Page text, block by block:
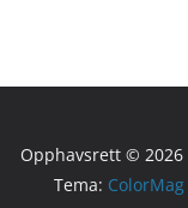
Opphavsrett © 2026
Tema: ColorMag